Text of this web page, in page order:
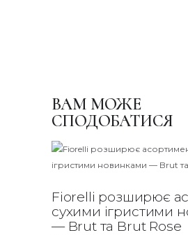
ВАМ МОЖЕ
СПОДОБАТИСЯ
Fiorelli розширює
сухими ігристими
— Brut та Brut Rose